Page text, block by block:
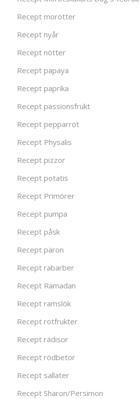
Recept morötter
Recept nyår
Recept nötter
Recept papaya
Recept paprika
Recept passionsfrukt
Recept pepparrot
Recept Physalis
Recept pizzor
Recept potatis
Recept Primörer
Recept pumpa
Recept påsk
Recept päron
Recept rabarber
Recept Ramadan
Recept ramslök
Recept rotfrukter
Recept rädisor
Recept rödbetor
Recept sallater
Recept Sharon/Persimon